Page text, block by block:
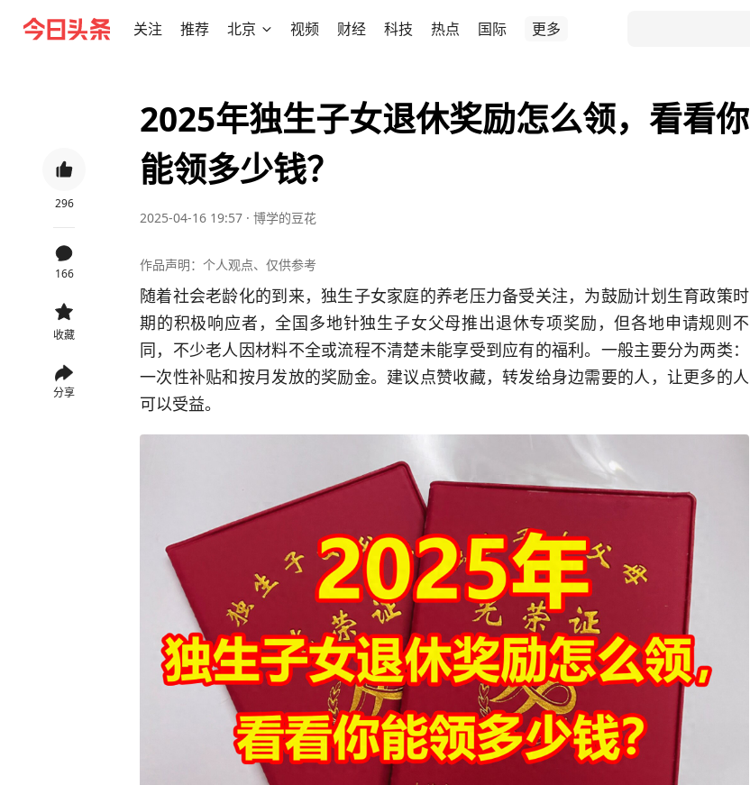
关注 推荐 北京 视频 财经 科技 热点 国际 更多
296
166
收藏
分享
2025年独生子女退休奖励怎么领，看看你
能领多少钱？
2025-04-16 19:57 · 博学的豆花
作品声明：个人观点、仅供参考
随着社会老龄化的到来，独生子女家庭的养老压力备受关注，为鼓励计划生育政策时
期的积极响应者，全国多地针独生子女父母推出退休专项奖励，但各地申请规则不
同，不少老人因材料不全或流程不清楚未能享受到应有的福利。一般主要分为两类：
一次性补贴和按月发放的奖励金。建议点赞收藏，转发给身边需要的人，让更多的人
可以受益。